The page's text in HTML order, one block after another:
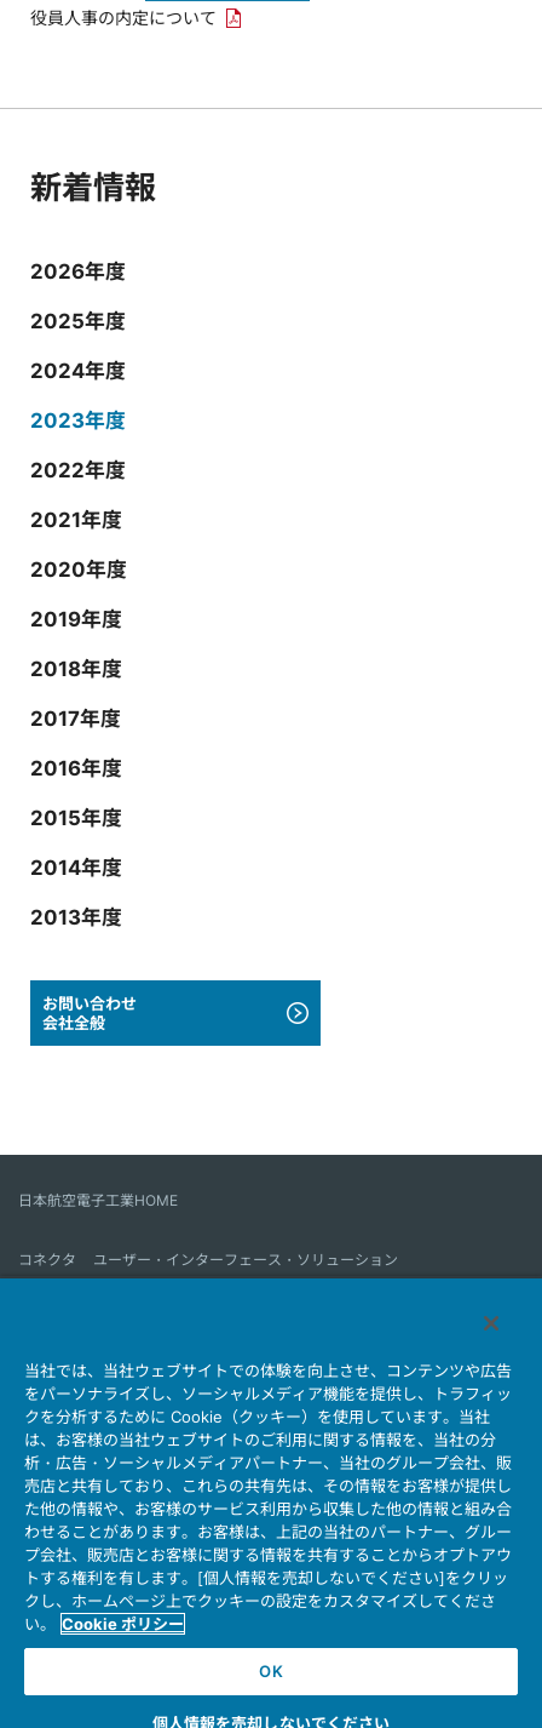
役員人事の内定について PDFリンクを新しいウィンドウで開きます
新着情報
2026年度
2025年度
2024年度
2023年度
2022年度
2021年度
2020年度
2019年度
2018年度
2017年度
2016年度
2015年度
2014年度
2013年度
お問い合わせ
会社全般
日本航空電子工業HOME
コネクタ
ユーザー・インターフェース・ソリューション
会社情報 サステナビリティ IR情報 採用情報
会社情報新着一覧
製品情報新着一覧
サイトマップ お問い合わせ
個人情報保護ポリシー
JAE Cookie Policy
ウェブアクセシビリティ方針
マイナンバー情報保護ポリシー
当社ウェブサイトのご利用について
ソーシャルメディア公式アカウント運用ポリシー
当社では、当社ウェブサイトでの体験を向上させ、コンテンツや広告
をパーソナライズし、ソーシャルメディア機能を提供し、トラフィッ
クを分析するために Cookie（クッキー）を使用しています。当社
は、お客様の当社ウェブサイトのご利用に関する情報を、当社の分
析・広告・ソーシャルメディアパートナー、当社のグループ会社、販
売店と共有しており、これらの共有先は、その情報をお客様が提供し
た他の情報や、お客様のサービス利用から収集した他の情報と組み合
わせることがあります。お客様は、上記の当社のパートナー、グルー
プ会社、販売店とお客様に関する情報を共有することからオプトアウ
トする権利を有します。[個人情報を売却しないでください]をクリッ
クし、ホームページ上でクッキーの設定をカスタマイズしてくださ
い。
Cookie ポリシー
OK
個人情報を売却しないでください